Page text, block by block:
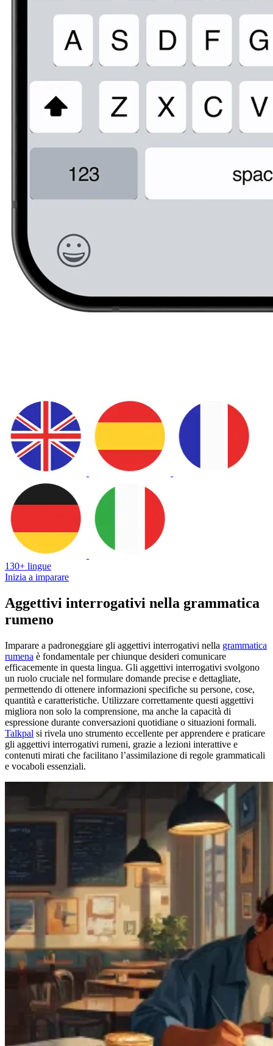
130+ lingue
Inizia a imparare
Aggettivi interrogativi nella grammatica
rumeno
Imparare a padroneggiare gli aggettivi interrogativi nella grammatica
rumena è fondamentale per chiunque desideri comunicare
efficacemente in questa lingua. Gli aggettivi interrogativi svolgono
un ruolo cruciale nel formulare domande precise e dettagliate,
permettendo di ottenere informazioni specifiche su persone, cose,
quantità e caratteristiche. Utilizzare correttamente questi aggettivi
migliora non solo la comprensione, ma anche la capacità di
espressione durante conversazioni quotidiane o situazioni formali.
Talkpal si rivela uno strumento eccellente per apprendere e praticare
gli aggettivi interrogativi rumeni, grazie a lezioni interattive e
contenuti mirati che facilitano l’assimilazione di regole grammaticali
e vocaboli essenziali.